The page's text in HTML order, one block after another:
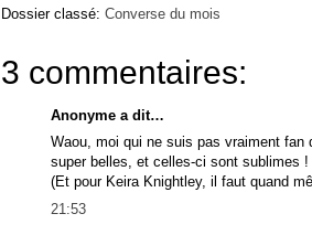
Dossier classé: Converse du mois
3 commentaires:
Anonyme a dit…
Waou, moi qui ne suis pas vraiment
super belles, et celles-ci sont sublimes !
(Et pour Keira Knightley, il faut quand
21:53